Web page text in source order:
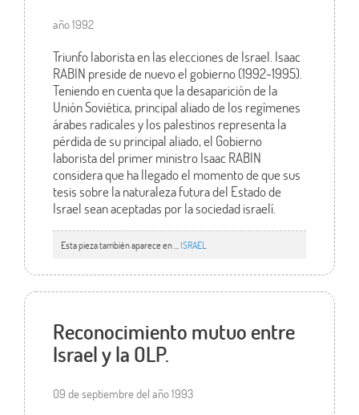
año 1992
Triunfo laborista en las elecciones de Israel. Isaac
RABIN preside de nuevo el gobierno (1992-1995).
Teniendo en cuenta que la desaparición de la
Unión Soviética, principal aliado de los regímenes
árabes radicales y los palestinos representa la
pérdida de su principal aliado, el Gobierno
laborista del primer ministro Isaac RABIN
considera que ha llegado el momento de que sus
tesis sobre la naturaleza futura del Estado de
Israel sean aceptadas por la sociedad israelí.
Esta pieza también aparece en ... ISRAEL
Reconocimiento mutuo entre
Israel y la OLP.
09 de septiembre del año 1993